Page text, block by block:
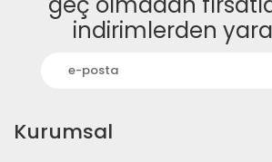
indirimlerden
Kurumsal